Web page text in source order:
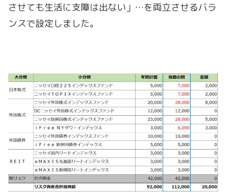
させても生活に支障は出ない」…を両立させるバラ
ンスで設定しました。